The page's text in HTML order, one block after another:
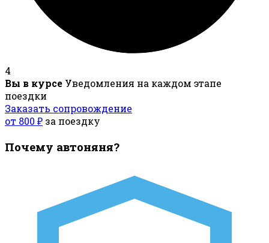
4
Вы в курсе Уведомления на каждом этапе
поездки
Заказать сопровождение
от 800 ₽ за поездку
Почему автоняня?